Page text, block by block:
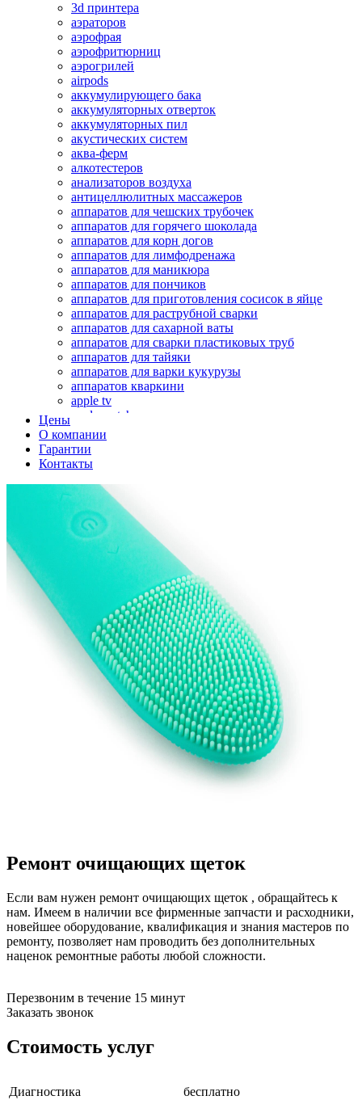
3d принтера
аэраторов
аэрофрая
аэрофритюрниц
аэрогрилей
airpods
аккумулирующего бака
аккумуляторных отверток
аккумуляторных пил
акустических систем
аква-ферм
алкотестеров
анализаторов воздуха
антицеллюлитных массажеров
аппаратов для чешских трубочек
аппаратов для горячего шоколада
аппаратов для корн догов
аппаратов для лимфодренажа
аппаратов для маникюра
аппаратов для пончиков
аппаратов для приготовления сосисок в яйце
аппаратов для раструбной сварки
аппаратов для сахарной ваты
аппаратов для сварки пластиковых труб
аппаратов для тайяки
аппаратов для варки кукурузы
аппаратов кваркини
apple tv
apple watch
аромадиффузоров
аромастанций
ароматизаторов воздуха
аудиоплееров
аудиопроцессоров
аудиосистем
аудиоусилителей
авто акустики, автомобильной акустики
авто мониторов
автохолодильников
автокондиционера
автоматики для генераторов
автоматики управления
автоматики вентустановок
автомобильных телевизоров
автомоек
автотрансформаторов
багги
бактерицидной лампы
беговых дорожек
бензогенераторов
безменов
биноклей
блендеров
блинниц
блоков автоматики насосов
блоков диспетчеризации
блоков подключения
блоков управления
брошюраторов
Цены
О компании
Гарантии
Контакты
Ремонт очищающих щеток
Если вам нужен ремонт очищающих щеток , обращайтесь к
нам. Имеем в наличии все фирменные запчасти и расходники,
новейшее оборудование, квалификация и знания мастеров по
ремонту, позволяет нам проводить без дополнительных
наценок ремонтные работы любой сложности.
Перезвоним в течение 15 минут
Заказать звонок
Стоимость услуг
Диагностика бесплатно